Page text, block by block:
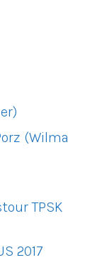
(Wilma
TPSK
2017